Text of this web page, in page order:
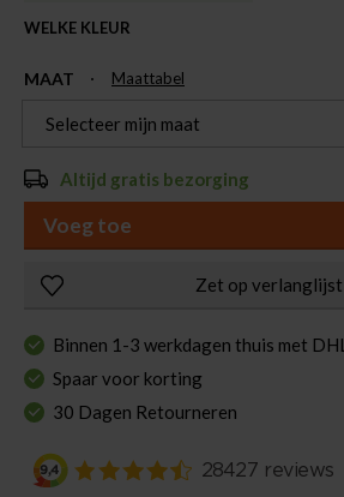
WELKE KLEUR
MAAT Maattabel
Altijd gratis bezorging
Voeg toe
Zet op verlanglijst
Binnen 1-3 werkdagen thuis met DHL
Spaar voor korting
30 Dagen Retourneren